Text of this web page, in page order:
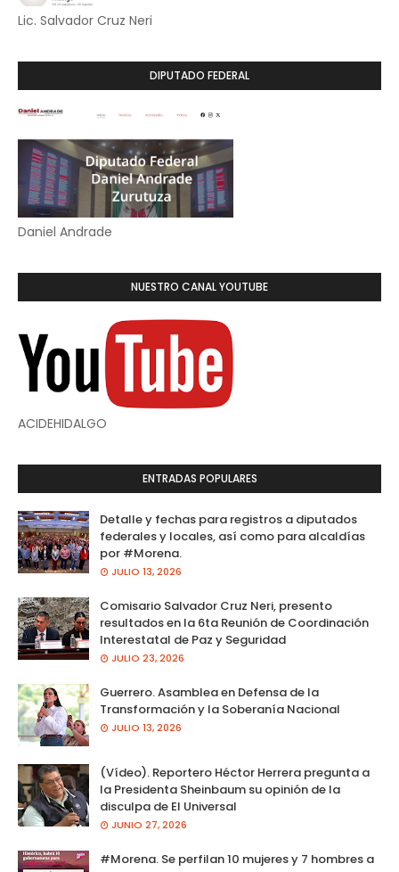
Lic. Salvador Cruz Neri
DIPUTADO FEDERAL
Daniel Andrade
NUESTRO CANAL YOUTUBE
ACIDEHIDALGO
ENTRADAS POPULARES
Detalle y fechas para registros a diputados
federales y locales, así como para alcaldías
por #Morena.
JULIO 13, 2026
Comisario Salvador Cruz Neri, presento
resultados en la 6ta Reunión de Coordinación
Interestatal de Paz y Seguridad
JULIO 23, 2026
Guerrero. Asamblea en Defensa de la
Transformación y la Soberanía Nacional
JULIO 13, 2026
(Vídeo). Reportero Héctor Herrera pregunta a
la Presidenta Sheinbaum su opinión de la
disculpa de El Universal
JUNIO 27, 2026
#Morena. Se perfilan 10 mujeres y 7 hombres a